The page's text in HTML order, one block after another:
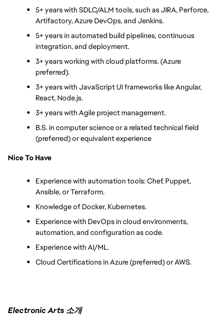
5+ years with SDLC/ALM tools, such as JIRA, Perforce,
Artifactory, Azure DevOps, and Jenkins.
5+ years in automated build pipelines, continuous
integration, and deployment.
3+ years working with cloud platforms. (Azure
preferred).
3+ years with JavaScript UI frameworks like Angular,
React, Node.js.
3+ years with Agile project management.
B.S. in computer science or a related technical field
(preferred) or equivalent experience
Nice To Have
Experience with automation tools: Chef, Puppet,
Ansible, or Terraform.
Knowledge of Docker, Kubernetes.
Experience with DevOps in cloud environments,
automation, and configuration as code.
Experience with AI/ML.
Cloud Certifications in Azure (preferred) or AWS.
Electronic Arts 소개